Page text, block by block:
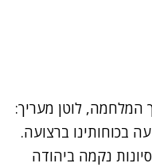
לוטן מעריך:
בכוחותינו ברצועה.
נקמה ביהודה